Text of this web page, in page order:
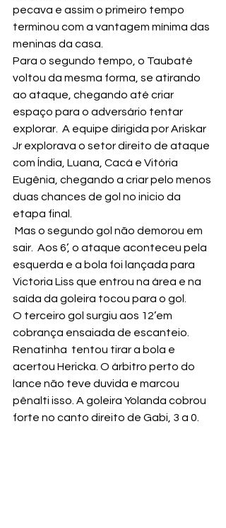
pecava e assim o primeiro tempo
terminou com a vantagem mínima das
meninas da casa.
Para o segundo tempo, o Taubaté
voltou da mesma forma, se atirando
ao ataque, chegando até criar
espaço para o adversário tentar
explorar.  A equipe dirigida por Ariskar
Jr explorava o setor direito de ataque
com Índia, Luana, Cacá e Vitória
Eugênia, chegando a criar pelo menos
duas chances de gol no inicio da
etapa final.
Mas o segundo gol não demorou em
sair.  Aos 6’, o ataque aconteceu pela
esquerda e a bola foi lançada para
Victoria Liss que entrou na área e na
saída da goleira tocou para o gol.
O terceiro gol surgiu aos 12’em
cobrança ensaiada de escanteio.
Renatinha  tentou tirar a bola e
acertou Hericka. O árbitro perto do
lance não teve duvida e marcou
pênalti isso. A goleira Yolanda cobrou
forte no canto direito de Gabi, 3 a 0.